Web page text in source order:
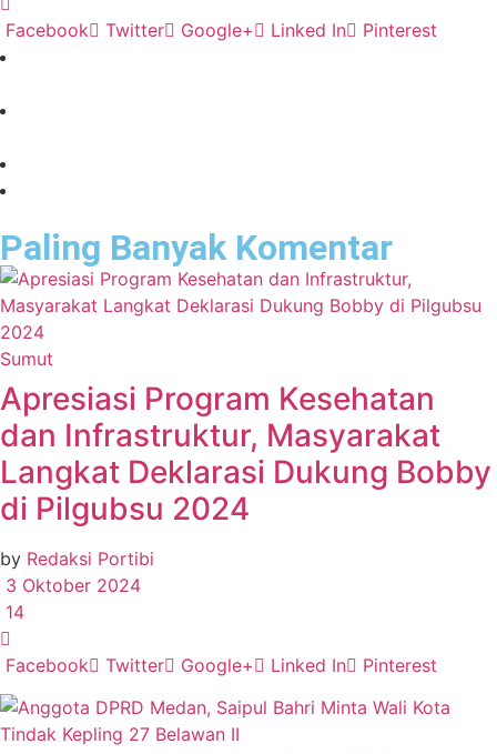
Facebook Twitter Google+ Linked In Pinterest
Paling Banyak Komentar
Sumut
Apresiasi Program Kesehatan
dan Infrastruktur, Masyarakat
Langkat Deklarasi Dukung Bobby
di Pilgubsu 2024
by Redaksi Portibi
3 Oktober 2024
14
Facebook Twitter Google+ Linked In Pinterest